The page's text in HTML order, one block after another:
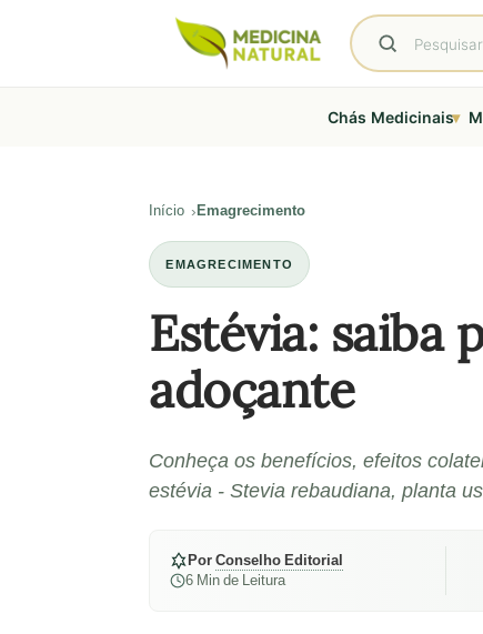
Chás Medicinais▾
Início Emagrecimento
EMAGRECIMENTO
Estévia: saiba
adoçante
Conheça os benefícios, efeitos
estévia - Stevia rebaudiana, planta
PorConselho Editorial
6 Min de Leitura